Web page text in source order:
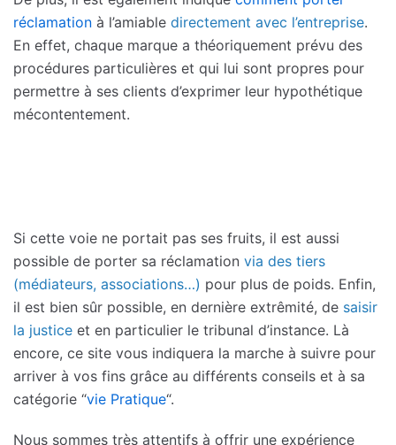
réclamation à l’amiable directement avec l’entreprise.
En effet, chaque marque a théoriquement prévu des
procédures particulières et qui lui sont propres pour
permettre à ses clients d’exprimer leur hypothétique
mécontentement.
Si cette voie ne portait pas ses fruits, il est aussi
possible de porter sa réclamation via des tiers
(médiateurs, associations…) pour plus de poids. Enfin,
il est bien sûr possible, en dernière extrêmité, de saisir
la justice et en particulier le tribunal d’instance. Là
encore, ce site vous indiquera la marche à suivre pour
arriver à vos fins grâce au différents conseils et à sa
catégorie “vie Pratique“.
Nous sommes très attentifs à offrir une expérience